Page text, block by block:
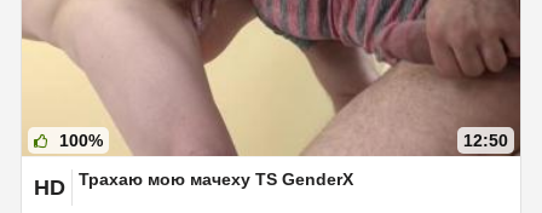
100% 12:50
HD Трахаю мою мачеху TS GenderX